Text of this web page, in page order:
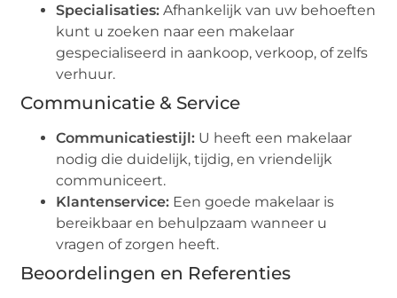
Specialisaties: Afhankelijk van uw behoeften
kunt u zoeken naar een makelaar
gespecialiseerd in aankoop, verkoop, of zelfs
verhuur.
Communicatie & Service
Communicatiestijl: U heeft een makelaar
nodig die duidelijk, tijdig, en vriendelijk
communiceert.
Klantenservice: Een goede makelaar is
bereikbaar en behulpzaam wanneer u
vragen of zorgen heeft.
Beoordelingen en Referenties